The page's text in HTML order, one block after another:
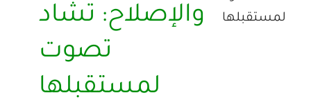
والإصلاح: تشاد
تصوت
لمستقبلها